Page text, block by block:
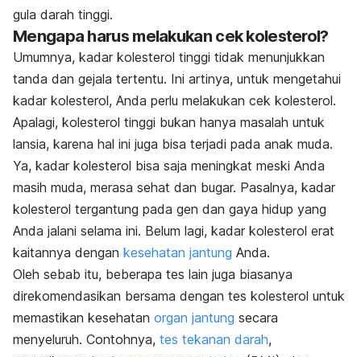
gula darah tinggi.
Mengapa harus melakukan cek kolesterol?
Umumnya, kadar kolesterol tinggi tidak menunjukkan
tanda dan gejala tertentu. Ini artinya, untuk mengetahui
kadar kolesterol, Anda perlu melakukan cek kolesterol.
Apalagi, kolesterol tinggi bukan hanya masalah untuk
lansia, karena hal ini juga bisa terjadi pada anak muda.
Ya, kadar kolesterol bisa saja meningkat meski Anda
masih muda, merasa sehat dan bugar. Pasalnya, kadar
kolesterol tergantung pada gen dan gaya hidup yang
Anda jalani selama ini. Belum lagi, kadar kolesterol erat
kaitannya dengan kesehatan jantung Anda.
Oleh sebab itu, beberapa tes lain juga biasanya
direkomendasikan bersama dengan tes kolesterol untuk
memastikan kesehatan organ jantung secara
menyeluruh. Contohnya, tes tekanan darah,